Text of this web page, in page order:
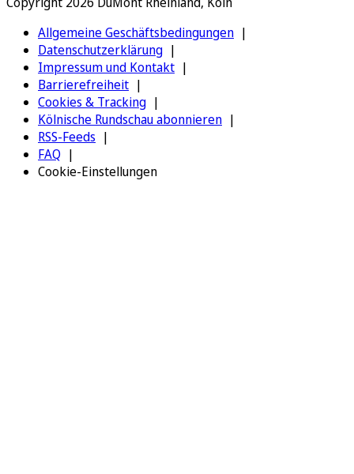
Allgemeine Geschäftsbedingungen
Datenschutzerklärung
Impressum und Kontakt
Barrierefreiheit
Cookies & Tracking
Kölnische Rundschau abonnieren
RSS-Feeds
FAQ
Cookie-Einstellungen